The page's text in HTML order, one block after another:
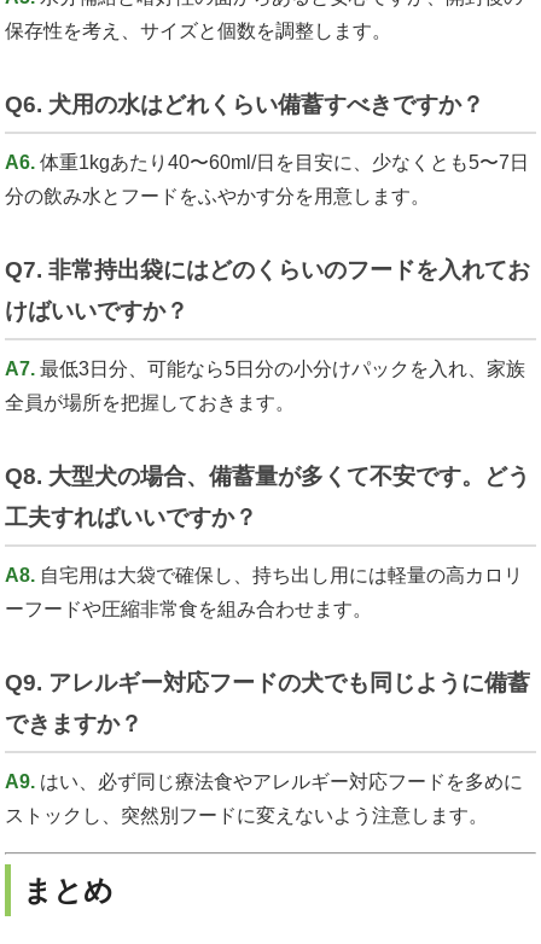
保存性を考え、サイズと個数を調整します。
Q6. 犬用の水はどれくらい備蓄すべきですか？
A6. 体重1kgあたり40〜60ml/日を目安に、少なくとも5〜7日
分の飲み水とフードをふやかす分を用意します。
Q7. 非常持出袋にはどのくらいのフードを入れてお
けばいいですか？
A7. 最低3日分、可能なら5日分の小分けパックを入れ、家族
全員が場所を把握しておきます。
Q8. 大型犬の場合、備蓄量が多くて不安です。どう
工夫すればいいですか？
A8. 自宅用は大袋で確保し、持ち出し用には軽量の高カロリ
ーフードや圧縮非常食を組み合わせます。
Q9. アレルギー対応フードの犬でも同じように備蓄
できますか？
A9. はい、必ず同じ療法食やアレルギー対応フードを多めに
ストックし、突然別フードに変えないよう注意します。
まとめ